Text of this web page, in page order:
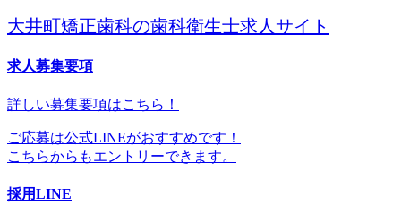
大井町矯正歯科の歯科衛生士求人サイト
求人募集要項
詳しい募集要項はこちら！
ご応募は公式LINEがおすすめです！
こちらからもエントリーできます。
採用LINE